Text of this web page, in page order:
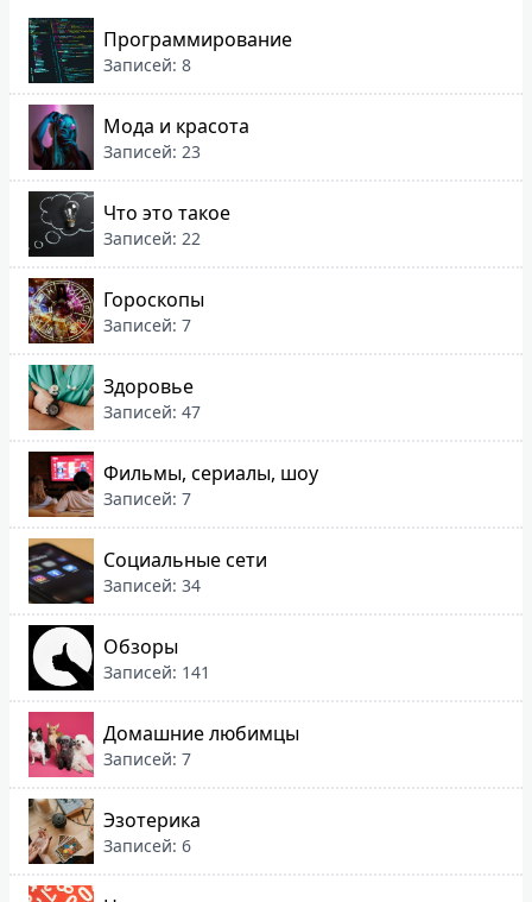
Программирование
Записей: 8
Мода и красота
Записей: 23
Что это такое
Записей: 22
Гороскопы
Записей: 7
Здоровье
Записей: 47
Фильмы, сериалы, шоу
Записей: 7
Социальные сети
Записей: 34
Обзоры
Записей: 141
Домашние любимцы
Записей: 7
Эзотерика
Записей: 6